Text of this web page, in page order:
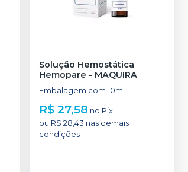
Solução Hemostática
Hemopare - MAQUIRA
Embalagem com 10ml.
R$ 27,58 no Pix
ou R$ 28,43 nas demais
condições